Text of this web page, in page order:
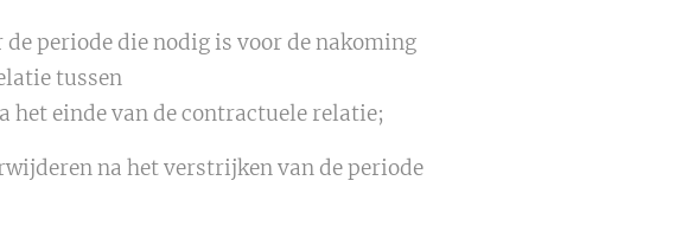
periode die nodig is voor de nakoming
tussen
het einde van de contractuele relatie;
na het verstrijken van de periode